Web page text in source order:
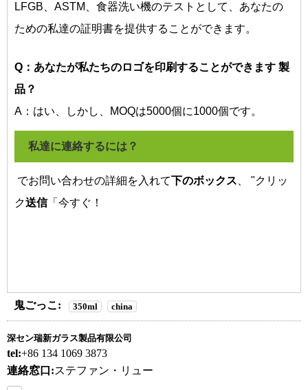
LFGB、ASTM、食器洗い機のテストとして、あなたの
ための私達の証明書を提供することができます。
Q：あなたが私たちのロゴを印刷することができます 製
品？
A：はい、しかし、MOQは5000個に1000個です。
私達に連絡するには？
でお問い合わせの詳細を入れて下のボックス 、 "クリッ
ク送信「今すぐ！
鬼ごっこ: 350ml china
深セン瑞新ガラス製品有限公司
tel:+86 134 1069 3873
連絡窓口:ステファン・リュー